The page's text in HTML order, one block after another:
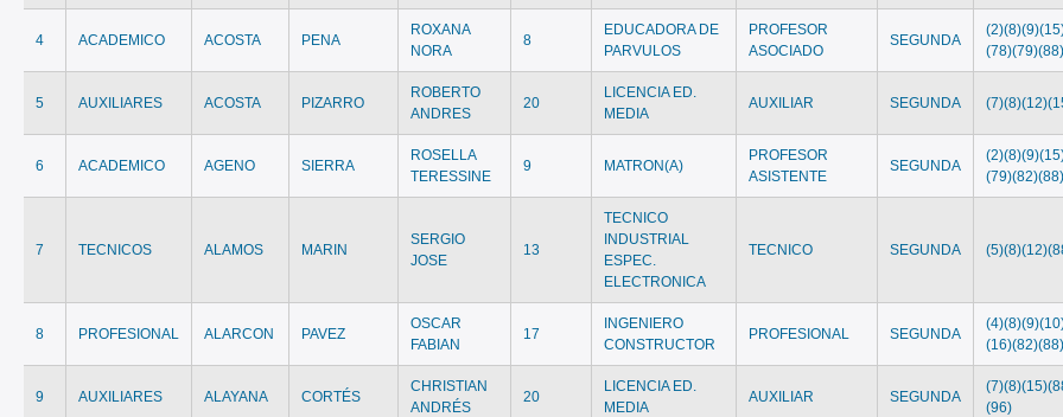
4 ACADEMICO ACOSTA PENA
ROXANA
NORA
8
EDUCADORA DE
PARVULOS
PROFESOR
ASOCIADO
SEGUNDA
5 AUXILIARES ACOSTA PIZARRO
ROBERTO
ANDRES
20
LICENCIA ED.
MEDIA
AUXILIAR SEGUNDA
6 ACADEMICO AGENO SIERRA
ROSELLA
TERESSINE
9 MATRON(A)
PROFESOR
ASISTENTE
SEGUNDA
7 TECNICOS ALAMOS MARIN
SERGIO
JOSE
13
TECNICO
INDUSTRIAL
ESPEC.
ELECTRONICA
TECNICO SEGUNDA
8 PROFESIONAL ALARCON PAVEZ
OSCAR
FABIAN
17
INGENIERO
CONSTRUCTOR
PROFESIONAL SEGUNDA
9 AUXILIARES ALAYANA CORTÉS
CHRISTIAN
ANDRÉS
20
LICENCIA ED.
MEDIA
AUXILIAR SEGUNDA
(96)